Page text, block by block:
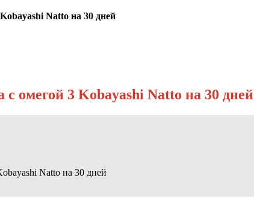
Natto на 30 дней
с омегой 3 Kobayashi Natto на 30 дней
Natto на 30 дней